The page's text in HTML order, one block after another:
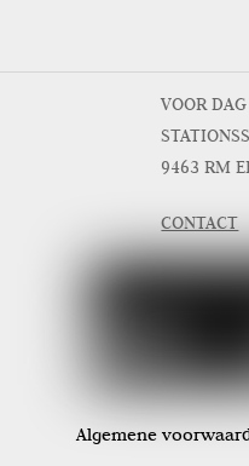
VOOR
9463 RM
CONTACT
Algemene